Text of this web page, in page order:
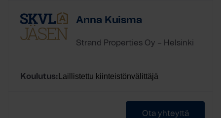
Anna Kuisma
Strand Properties Oy – Helsinki
Koulutus: Laillistettu kiinteistönvälittäjä
Ota yhteyttä